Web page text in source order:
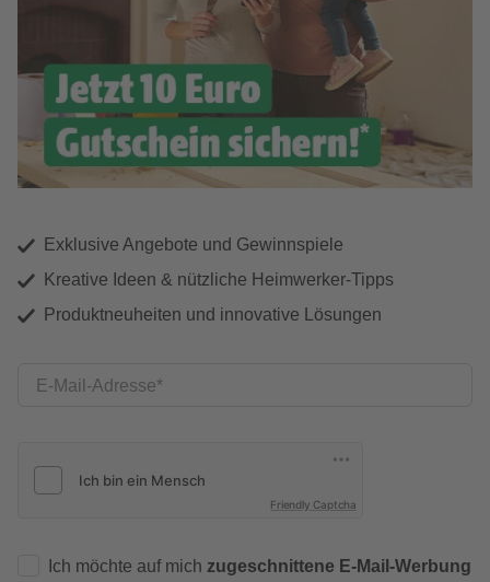
Exklusive Angebote und Gewinnspiele
Kreative Ideen & nützliche Heimwerker-Tipps
Produktneuheiten und innovative Lösungen
E-Mail-Adresse
Friendly Captcha
Ich möchte auf mich zugeschnittene E-Mail-Werbung